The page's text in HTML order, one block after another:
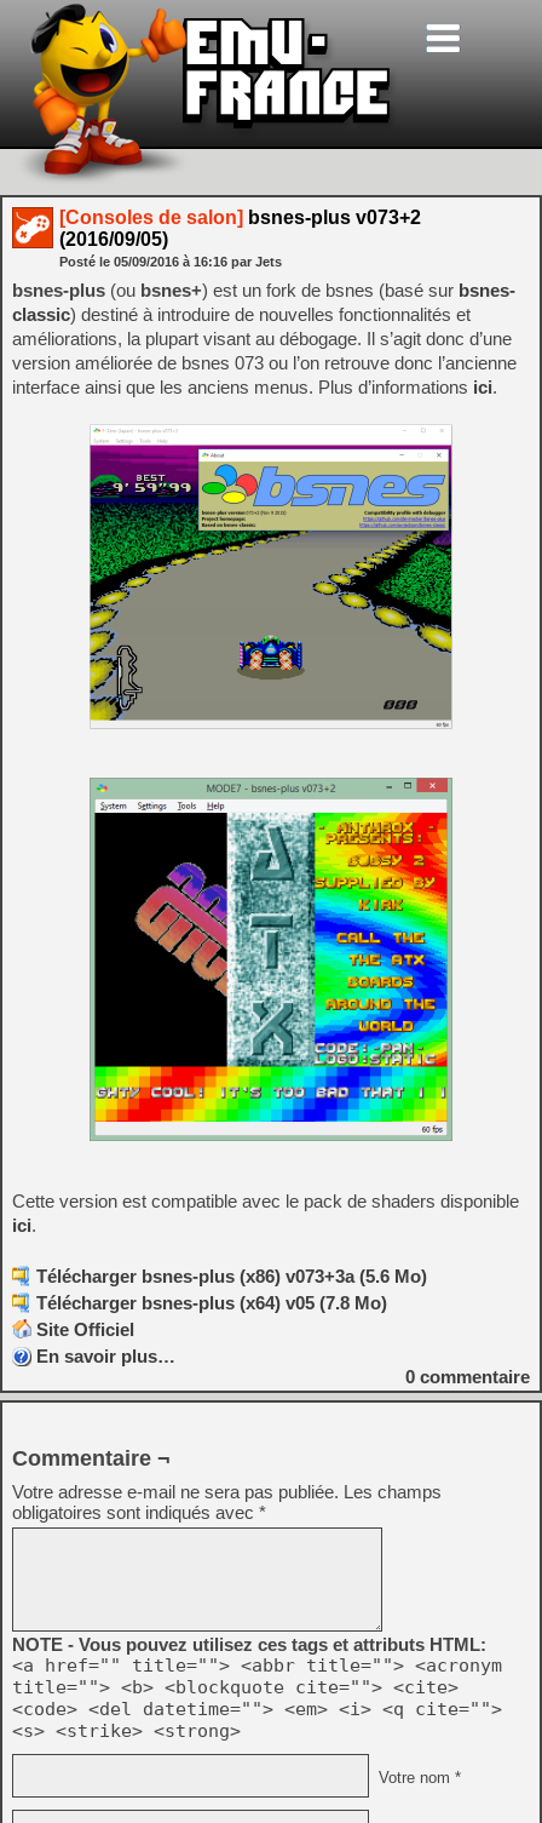
[Consoles de salon] bsnes-plus v073+2
(2016/09/05)
Posté le 05/09/2016 à 16:16 par Jets
bsnes-plus (ou bsnes+) est un fork de bsnes (basé sur bsnes-
classic) destiné à introduire de nouvelles fonctionnalités et
améliorations, la plupart visant au débogage. Il s’agit donc d’une
version améliorée de bsnes 073 ou l’on retrouve donc l’ancienne
interface ainsi que les anciens menus. Plus d’informations ici.
Cette version est compatible avec le pack de shaders disponible
ici.
Télécharger bsnes-plus (x86) v073+3a (5.6 Mo)
Télécharger bsnes-plus (x64) v05 (7.8 Mo)
Site Officiel
En savoir plus…
0 commentaire
Commentaire ¬
Votre adresse e-mail ne sera pas publiée. Les champs
obligatoires sont indiqués avec *
NOTE - Vous pouvez utilisez ces tags et attributs HTML:
<a href="" title=""> <abbr title=""> <acronym
title=""> <b> <blockquote cite=""> <cite>
<code> <del datetime=""> <em> <i> <q cite="">
<s> <strike> <strong>
Votre nom *